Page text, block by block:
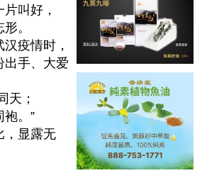
叫好，
。
疫情时，
出手、大爱
天；
袍。”
，显露无